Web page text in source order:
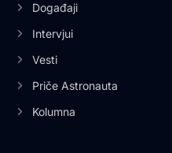
Događaji
Intervjui
Vesti
Priče Astronauta
Kolumna